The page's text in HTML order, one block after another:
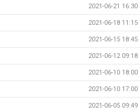
2021-06-21 16:30
2021-06-18 11:15
2021-06-15 18:45
2021-06-12 09:18
2021-06-10 18:00
2021-06-10 17:00
2021-06-05 09:49